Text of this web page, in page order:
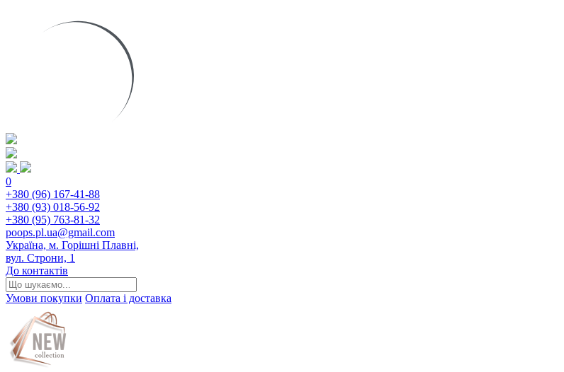
0
+380 (96) 167-41-88
+380 (93) 018-56-92
+380 (95) 763-81-32
poops.pl.ua@gmail.com
Україна, м. Горішні Плавні,
вул. Строни, 1
До контактів
Умови покупки Оплата і доставка